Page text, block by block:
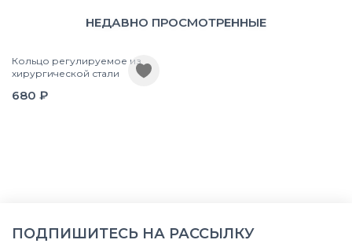
НЕДАВНО ПРОСМОТРЕННЫЕ
Кольцо регулируемое из
хирургической стали
680 ₽
ПОДПИШИТЕСЬ НА РАССЫЛКУ